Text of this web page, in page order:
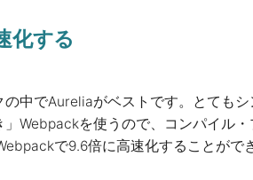
化する
中でAureliaがベストです。とても
Webpackを使うので、コンパイル
で9.6倍に高速化することがで